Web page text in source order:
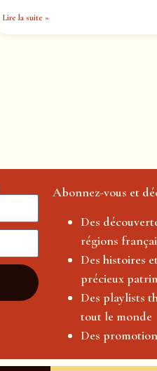
Lire la suite »
Abonnez-vous et
Des
régions
Des histoires
précieux
Des playlists
tout le monde
Des